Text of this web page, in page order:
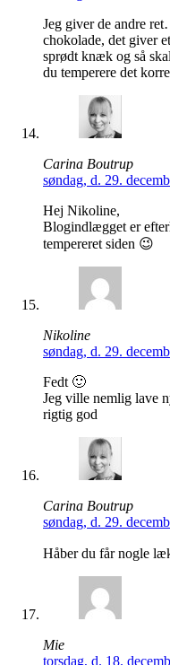
Jeg giver de andre
chokolade, det giver
sprødt knæk og så
du temperere det
Carina Boutrup
søndag, d. 29.
Hej Nikoline,
Blogindlægget er
tempereret siden 😉
Nikoline
søndag, d. 29.
Fedt 🙂
Jeg ville nemlig lave
rigtig god
Carina Boutrup
søndag, d. 29.
Håber du får nogle
Mie
torsdag, d. 18.